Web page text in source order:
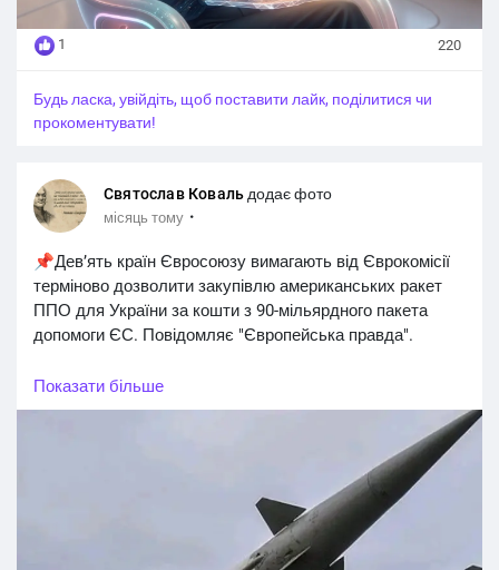
1 220
Будь ласка, увійдіть, щоб поставити лайк, поділитися чи
прокоментувати!
Святослав Коваль додає фото
місяць тому ·
📌Девʼять країн Євросоюзу вимагають від Єврокомісії
терміново дозволити закупівлю американських ракет
ППО для України за кошти з 90-мільярдного пакета
допомоги ЄС. Повідомляє "Європейська правда".
👉Нідерланди, Німеччина, Фінляндія, Швеція, Данія,
Польща та країни Балтії звернулися з листом до Каї
Каллас та Андрюса Кубілюса. Вони закликають не
чекати аналізу європейського ринку, а використати
винятки й негайно придбати у США дефіцитні ракети
PAC-3, AIM-120, ATACMS та HARM. Міністри
наголошують, що європейська промисловість не здатна
закрити ці потреби вчасно, а зволікання коштує
Показати більше